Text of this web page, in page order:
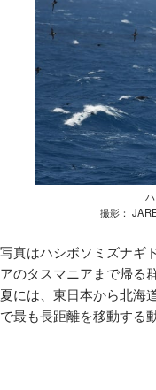
撮影：
写真はハシボソミズナギ
アのタスマニアまで帰る
夏には、東日本から北海
で最も長距離を移動する